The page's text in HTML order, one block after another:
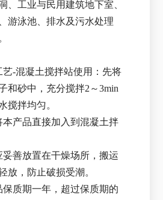
、工业与民用建筑地下室、
游泳池、排水及污水处理
艺-混凝土搅拌站使用：先将
和砂中，充分搅拌2～3min
搅拌均匀。
本产品直接加入到混凝土拌
妥善放置在干燥场所，搬运
放，防止破损受潮。
保质期一年，超过保质期的